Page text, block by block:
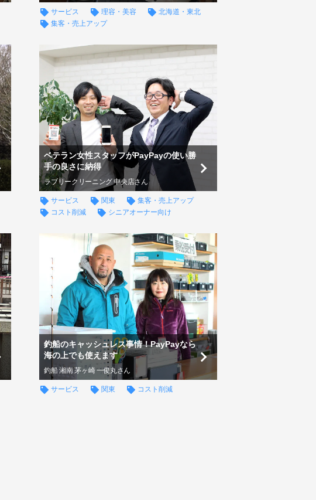
サービス 理容・美容
北海道・東北
集客・売上アップ
ベテラン女性スタッフがPayPayの使い勝
手の良さに納得
ラブリークリーニング 中央店さん
サービス 関東
集客・売上アップ
コスト削減
シニアオーナー向け
釣船のキャッシュレス事情！PayPayなら
海の上でも使えます
釣船 湘南 茅ヶ崎 一俊丸さん
サービス 関東 コスト削減